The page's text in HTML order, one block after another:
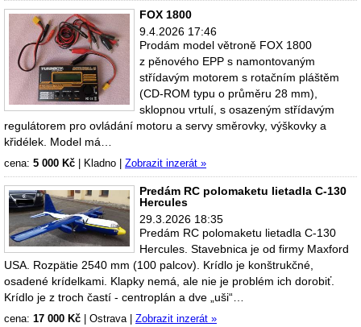
FOX 1800
9.4.2026 17:46
Prodám model větroně FOX 1800
z pěnového EPP s namontovaným
střídavým motorem s rotačním pláštěm
(CD-ROM typu o průměru 28 mm),
sklopnou vrtulí, s osazeným střídavým
regulátorem pro ovládání motoru a servy směrovky, výškovky a
křidélek. Model má…
cena: 5 000 Kč Kladno Zobrazit inzerát »
Predám RC polomaketu lietadla C-130
Hercules
29.3.2026 18:35
Predám RC polomaketu lietadla C-130
Hercules. Stavebnica je od firmy Maxford
USA. Rozpätie 2540 mm (100 palcov). Krídlo je konštrukčné,
osadené krídelkami. Klapky nemá, ale nie je problém ich dorobiť.
Krídlo je z troch častí - centroplán a dve „uši“…
cena: 17 000 Kč Ostrava| Zobrazit inzerát »